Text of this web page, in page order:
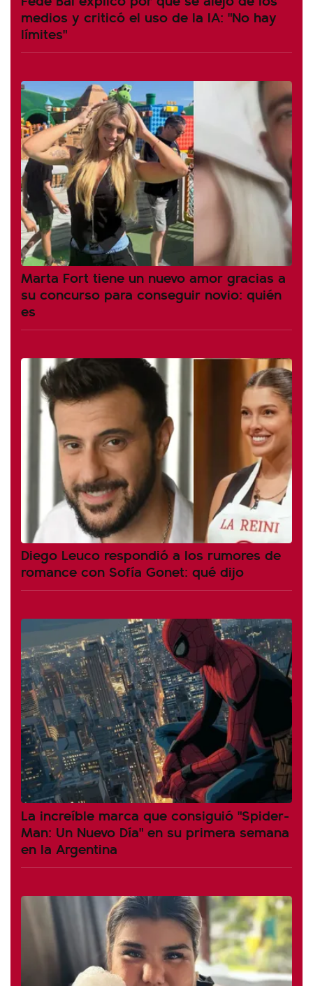
medios y criticó el uso de la IA: "No hay
límites"
Marta Fort tiene un nuevo amor gracias a
su concurso para conseguir novio: quién
es
Diego Leuco respondió a los rumores de
romance con Sofía Gonet: qué dijo
La increíble marca que consiguió "Spider-
Man: Un Nuevo Día" en su primera semana
en la Argentina